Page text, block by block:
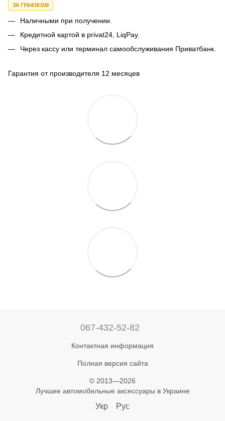
ЗА ГРАФІКОМ
Наличными при получении.
Кредитной картой в privat24, LiqPay.
Через кассу или терминал самообслуживания Приватбанк.
Гарантия от производителя 12 месяцев
067-432-52-82
Контактная информация
Полная версия сайта
© 2013—2026
Лучшие автомобильные аксессуары в Украине
Укр Рус